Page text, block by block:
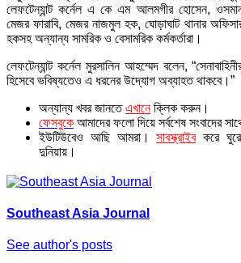
লেফটেন্যান্ট কর্নেল এ কে এম আলমগীর হোসেন,
মেজর ফারাবি, মেজর নাজমুল হক, ঘোড়াঘাট থানার
হকসহ অন্যান্য সামরিক ও বেসামরিক কর্মকর্তারা।
লেফটেন্যান্ট কর্নেল মুরসালিন আহম্মেদ বলেন,
হিসেবে ভবিষ্যতেও এ ধরনের উদ্যোগ অব্যাহত থাকবে।”
অন্যান্য খবর জানতে এখানে ক্লিক করুন।
ফেসবুকে আমাদের ফলো দিয়ে সর্বশেষ সংবাদের
ইউটিউবেও আছি আমরা।
সাবস্ক্রাইব করে
দুনিয়ায়।
Southeast Asia Journal
See author's posts